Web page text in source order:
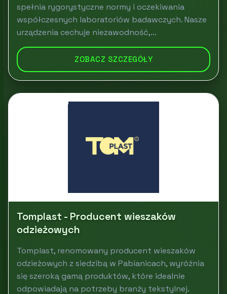
spełnia rygorystyczne normy i oczekiwania
współczesnych laboratoriów badawczych. Nasze
urządzenia cechuje niezawodność,...
ZOBACZ SZCZEGÓŁY
Tomplast - Producent wieszaków
odzieżowych
Tomplast, renomowany producent wieszaków
odzieżowych z siedzibą w Pabianicach, wyróżnia
się szeroką gamą produktów, które idealnie
odpowiadają na potrzeby branży tekstylnej.